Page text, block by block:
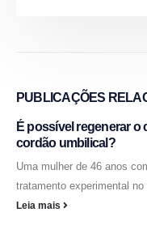
PUBLICAÇÕES
É possível regenerar
cordão umbilical?
Uma mulher de 46 anos
tratamento experimental
Leia mais